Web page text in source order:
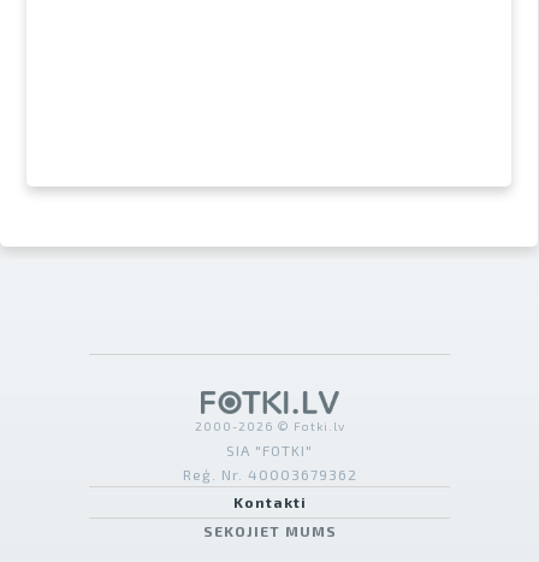
2000-2026 © Fotki.lv
SIA "FOTKI"
Reģ. Nr. 40003679362
Kontakti
SEKOJIET MUMS